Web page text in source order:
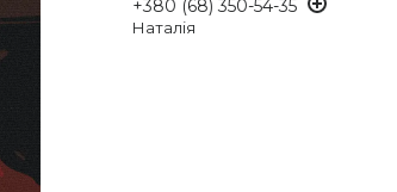
+380 (68) 350-54-35
Наталія